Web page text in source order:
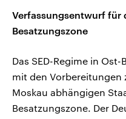
Verfassungsentwurf für
Besatzungszone
Das SED-Regime in
mit den Vorbereitungen
Moskau abhängigen
Besatzungszone. Der